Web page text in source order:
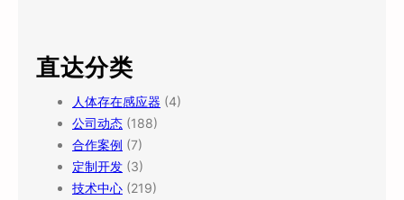
直达分类
人体存在感应器 (4)
公司动态 (188)
合作案例 (7)
定制开发 (3)
技术中心 (219)